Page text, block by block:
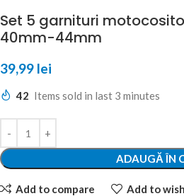
Set 5 garnituri
40mm-44mm
39,99 lei
42 Items sold in last 3 minutes
ADAUGĂ ÎN
Add to compare Add to